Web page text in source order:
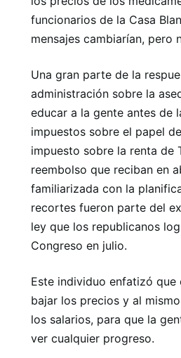
funcionarios de la Casa
mensajes cambiarían, pero
Una gran parte de la
administración sobre la
educar a la gente antes de
impuestos sobre el papel
impuesto sobre la renta de
reembolso que reciban en
familiarizada con la
recortes fueron parte del
ley que los republicanos
Congreso en julio.
Este individuo enfatizó que
bajar los precios y al
los salarios, para que la
ver cualquier progreso.